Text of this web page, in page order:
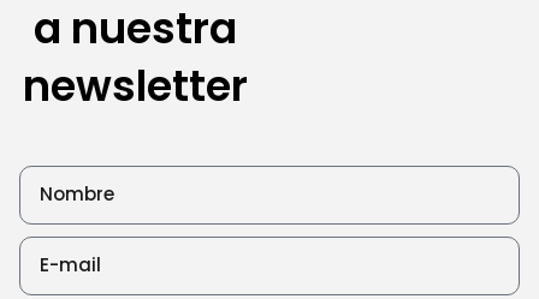
Seguir
leyendo
a nuestra
newsletter